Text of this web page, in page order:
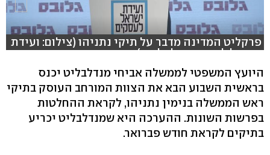
פרקליט המדינה מדבר על תיקי נתניהו (צילום: ועידת
ישראל לעסקים של גלובס)
היועץ המשפטי לממשלה אביחי מנדלבליט יכנס
בראשית השבוע הבא את הצוות המורחב העוסק בתיקי
ראש הממשלה בנימין נתניהו, לקראת ההחלטות
בפרשות השונות. ההערכה היא שמנדלבליט יכריע
בתיקים לקראת חודש פברואר.